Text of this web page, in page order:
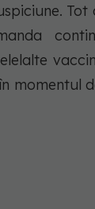
Tot
momentul